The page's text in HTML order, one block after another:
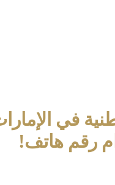
في
رقم هاتف!